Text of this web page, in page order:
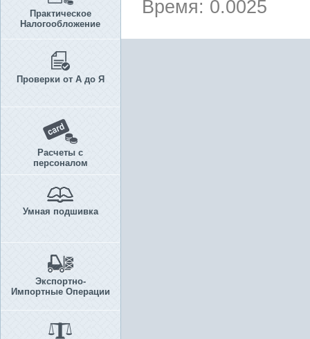
Практическое
Налогообложение
Проверки от А до Я
Расчеты с
персоналом
Умная подшивка
Экспортно-
Импортные Операции
Время: 0.0025